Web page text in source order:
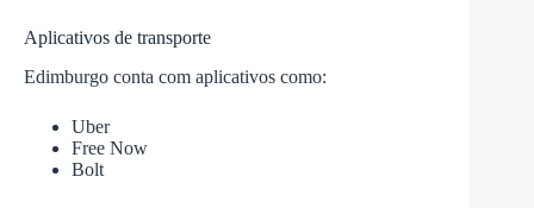
Aplicativos de transporte
Edimburgo conta com aplicativos como:
Uber
Free Now
Bolt